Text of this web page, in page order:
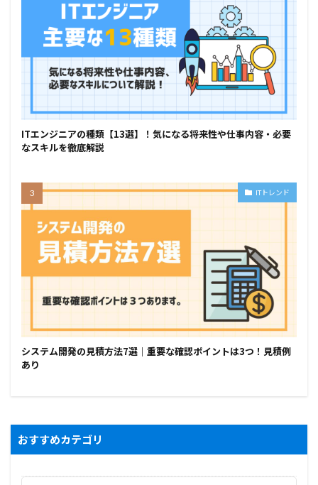
ITエンジニアの種類【13選】！気になる将来性や仕事内容・必要
なスキルを徹底解説
ITトレンド
システム開発の見積方法7選｜重要な確認ポイントは3つ！見積例
あり
おすすめカテゴリ